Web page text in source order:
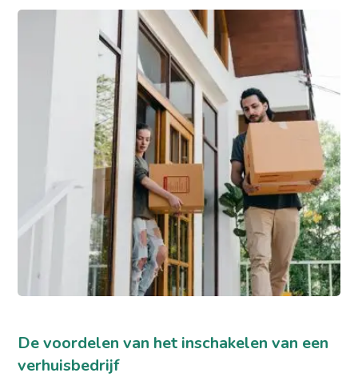
De voordelen van het inschakelen van een
verhuisbedrijf